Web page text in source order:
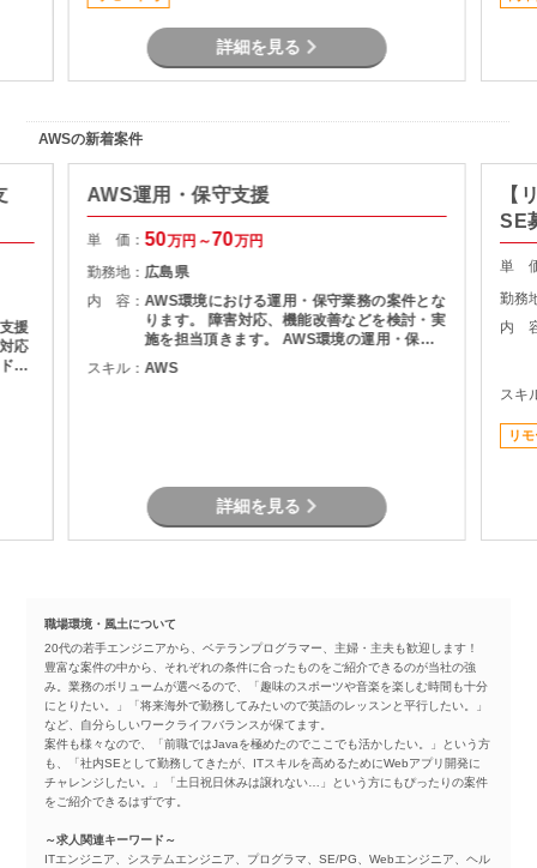
詳細を見る
AWSの新着案件
援
応
キ
AWS運用・保守支援
単 価：50万円～70万円
勤務地： 広島県
内 容：AWS環境における運用・保守業務の案件とな
ります。 障害対応、機能改善などを検討・実
施を担当頂きます。 AWS環境の運用・保守
障害調査 マニュアル作成
スキル：AWS
詳細を見る
【
SE
単
勤務
内
スキ
リ
職場環境・風土について
20代の若手エンジニアから、ベテランプログラマー、主婦・主夫も歓迎します！
豊富な案件の中から、それぞれの条件に合ったものをご紹介できるのが当社の強
み。業務のボリュームが選べるので、「趣味のスポーツや音楽を楽しむ時間も十分
にとりたい。」「将来海外で勤務してみたいので英語のレッスンと平行したい。」
など、自分らしいワークライフバランスが保てます。
案件も様々なので、「前職ではJavaを極めたのでここでも活かしたい。」という方
も、「社内SEとして勤務してきたが、ITスキルを高めるためにWebアプリ開発に
チャレンジしたい。」「土日祝日休みは譲れない…」という方にもぴったりの案件
をご紹介できるはずです。
～求人関連キーワード～
ITエンジニア、システムエンジニア、プログラマ、SE/PG、Webエンジニア、ヘル